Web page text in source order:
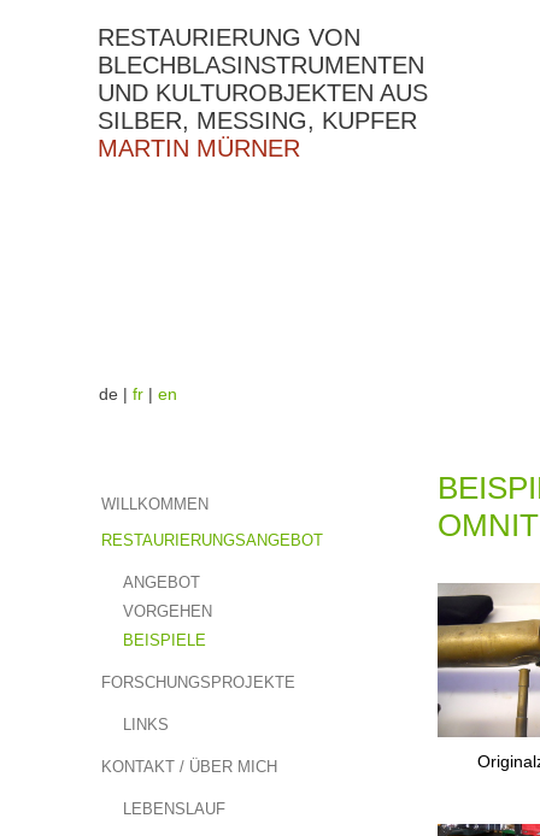
RESTAURIERUNG VON
BLECHBLASINSTRUMENTEN
UND KULTUROBJEKTEN AUS
SILBER, MESSING, KUPFER
MARTIN MÜRNER
de | fr| en
WILLKOMMEN
RESTAURIERUNGSANGEBOT
ANGEBOT
VORGEHEN
BEISPIELE
FORSCHUNGSPROJEKTE
LINKS
KONTAKT / ÜBER MICH
LEBENSLAUF